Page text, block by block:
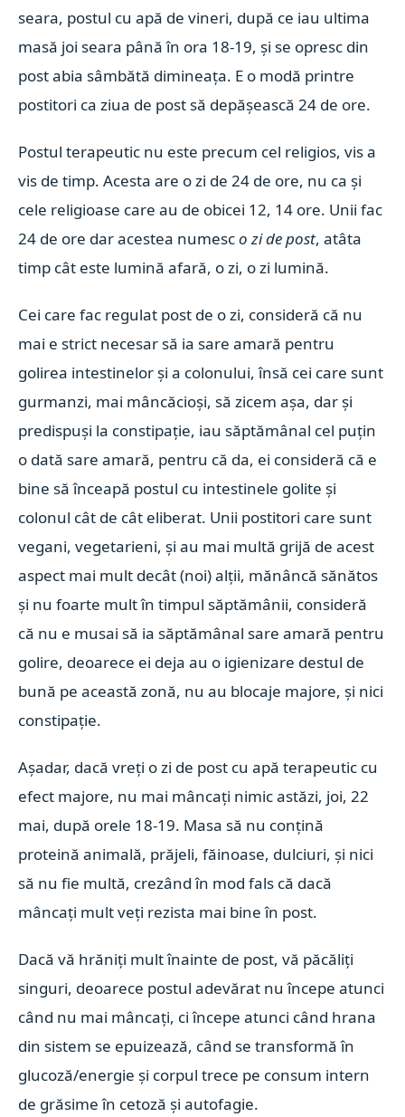
seara, postul cu apă de vineri, după ce iau ultima
masă joi seara până în ora 18-19, și se opresc din
post abia sâmbătă dimineața. E o modă printre
postitori ca ziua de post să depășească 24 de ore.
Postul terapeutic nu este precum cel religios, vis a
vis de timp. Acesta are o zi de 24 de ore, nu ca și
cele religioase care au de obicei 12, 14 ore. Unii fac
24 de ore dar acestea numesco zi de post, atâta
timp cât este lumină afară, o zi, o zi lumină.
Cei care fac regulat post de o zi, consideră că nu
mai e strict necesar să ia sare amară pentru
golirea intestinelor și a colonului, însă cei care sunt
gurmanzi, mai mâncăcioși, să zicem așa, dar și
predispuși la constipație, iau săptămânal cel puțin
o dată sare amară, pentru că da, ei consideră că e
bine să înceapă postul cu intestinele golite și
colonul cât de cât eliberat. Unii postitori care sunt
vegani, vegetarieni, și au mai multă grijă de acest
aspect mai mult decât (noi) alții, mănâncă sănătos
și nu foarte mult în timpul săptămânii, consideră
că nu e musai să ia săptămânal sare amară pentru
golire, deoarece ei deja au o igienizare destul de
bună pe această zonă, nu au blocaje majore, și nici
constipație.
Așadar, dacă vreți o zi de post cu apă terapeutic cu
efect majore, nu mai mâncați nimic astăzi, joi, 22
mai, după orele 18-19. Masa să nu conțină
proteină animală, prăjeli, făinoase, dulciuri, și nici
să nu fie multă, crezând în mod fals că dacă
mâncați mult veți rezista mai bine în post.
Dacă vă hrăniți mult înainte de post, vă păcăliți
singuri, deoarece postul adevărat nu începe atunci
când nu mai mâncați, ci începe atunci când hrana
din sistem se epuizează, când se transformă în
glucoză/energie și corpul trece pe consum intern
de grăsime în cetoză și autofagie.